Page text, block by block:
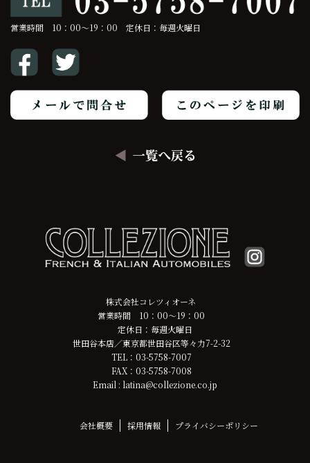
営業時間 10：00～19：00 定休日：毎週火曜日
株式会社コレツィオーネ
営業時間 10：00～19：00
定休日：毎週火曜日
世田谷本店／東京都世田谷区等々力7-2-32
TEL：03-5758-7007
FAX：03-5758-7008
Email : latina@collezione.co.jp
会社概要 採用情報 プライバシーポリシー